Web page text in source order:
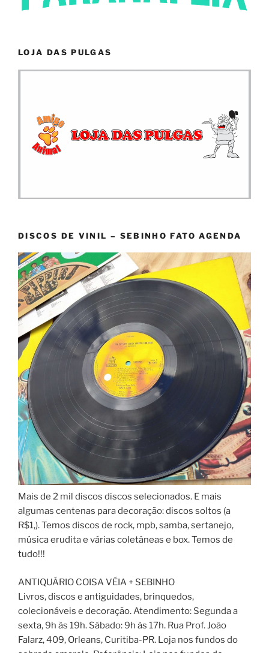
LOJA DAS PULGAS
DISCOS DE VINIL – SEBINHO FATO AGENDA
Mais de 2 mil discos discos selecionados. E mais
algumas centenas para decoração: discos soltos (a
R$1,). Temos discos de rock, mpb, samba, sertanejo,
música erudita e várias coletâneas e box. Temos de
tudo!!!
ANTIQUÁRIO COISA VÉIA + SEBINHO
Livros, discos e antiguidades, brinquedos,
colecionáveis e decoração. Atendimento: Segunda a
sexta, 9h às 19h. Sábado: 9h às 17h. Rua Prof. João
Falarz, 409, Orleans, Curitiba-PR. Loja nos fundos do